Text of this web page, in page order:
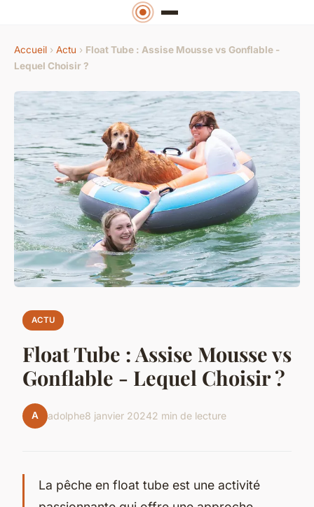
Accueil › Actu › Float Tube : Assise Mousse vs Gonflable -
Lequel Choisir ?
ACTU
Float Tube : Assise Mousse vs
Gonflable - Lequel Choisir ?
A adolphe8 janvier 20242 min de lecture
La pêche en float tube est une activité